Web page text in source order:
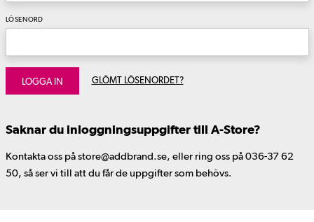
LÖSENORD
LOGGA IN GLÖMT LÖSENORDET?
Saknar du inloggningsuppgifter till A-Store?
Kontakta oss på store@addbrand.se, eller ring oss på 036-37 62
50, så ser vi till att du får de uppgifter som behövs.